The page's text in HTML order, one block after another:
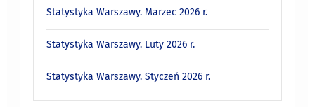
Statystyka Warszawy. Marzec 2026 r.
Statystyka Warszawy. Luty 2026 r.
Statystyka Warszawy. Styczeń 2026 r.